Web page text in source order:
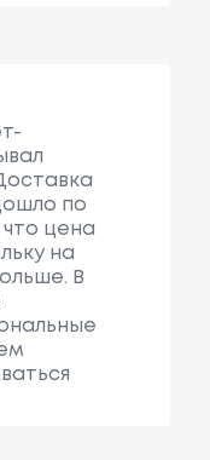
по
цена
на
В